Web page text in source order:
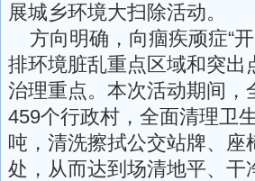
展城乡环境大扫除活动。
方向明确，向痼疾顽症“
排环境脏乱重点区域和突
治理重点。本次活动期间
459个行政村，全面清理卫
吨，清洗擦拭公交站牌、
处，从而达到场清地平、